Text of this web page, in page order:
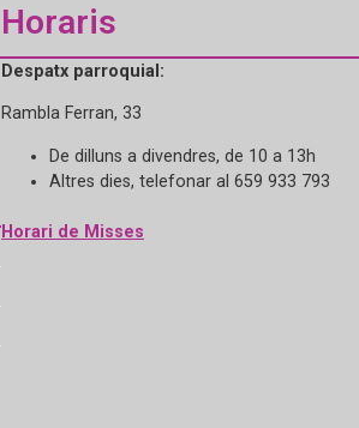
Horaris
Despatx parroquial:
Rambla Ferran, 33
De dilluns a divendres, de 10 a 13h
Altres dies, telefonar al 659 933 793
Horari de Misses